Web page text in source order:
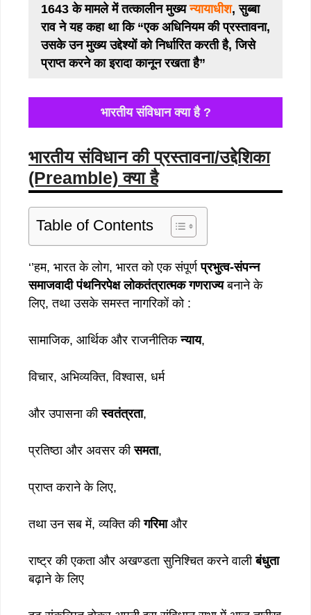
1643 के मामले में तत्कालीन मुख्यन्यायाधीश, सुब्बा
राव ने यह कहा था कि “एक अधिनियम की प्रस्तावना,
उसके उन मुख्य उद्देश्यों को निर्धारित करती है, जिसे
प्राप्त करने का इरादा कानून रखता है”
भारतीय संविधान क्या है ?
भारतीय संविधान की प्रस्तावना/उद्देशिका
(Preamble) क्या है
Table of Contents
‘’हम, भारत के लोग, भारत को एक संपूर्णप्रभुत्व-संपन्न
समाजवादी पंथनिरपेक्ष लोकतंत्रात्मक गणराज्यबनाने के
लिए, तथा उसके समस्त नागरिकों को :
सामाजिक, आर्थिक और राजनीतिकन्याय,
विचार, अभिव्यक्ति, विश्वास, धर्म
और उपासना कीस्वतंत्रता,
प्रतिष्ठा और अवसर कीसमता,
प्राप्त कराने के लिए,
तथा उन सब में, व्यक्ति कीगरिमाऔर
राष्ट्र की एकता और अखण्डता सुनिश्चित करने वालीबंधुता
बढ़ाने के लिए